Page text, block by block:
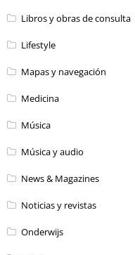
Libros y obras de consulta
Lifestyle
Mapas y navegación
Medicina
Música
Música y audio
News & Magazines
Noticias y revistas
Onderwijs